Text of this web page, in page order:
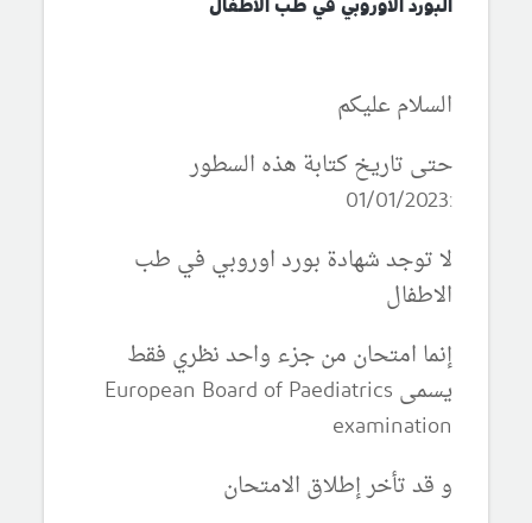
البورد الأوروبي في طب الأطفال
السلام عليكم
حتى تاريخ كتابة هذه السطور
:01/01/2023
لا توجد شهادة بورد اوروبي في طب
الاطفال
إنما امتحان من جزء واحد نظري فقط
يسمى European Board of Paediatrics
examination
و قد تأخر إطلاق الامتحان